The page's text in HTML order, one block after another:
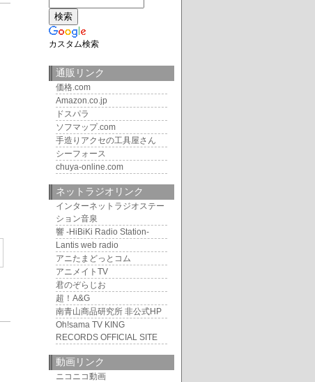
カスタム検索
通販リンク
価格.com
Amazon.co.jp
ドスパラ
ソフマップ.com
手造りアクセの工具屋さん
シーフォース
chuya-online.com
ネットラジオリンク
インターネットラジオステー
ション音泉
響 -HiBiKi Radio Station-
Lantis web radio
アニたまどっとコム
アニメイトTV
君のぞらじお
超！A&G
南青山商品研究所 非公式HP
Oh!sama TV KING
RECORDS OFFICIAL SITE
動画リンク
ニコニコ動画